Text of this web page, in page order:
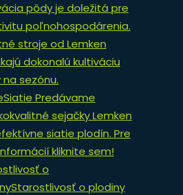
pôdy je doležitá pre
poľnohospodárenia.
stroje od Lemken
dokonalú kultiváciu
sezónu.
Siatie Predávame
sejačky Lemken
siatie plodín. Pre
kliknite sem!
o
Starostlivosť o plodiny